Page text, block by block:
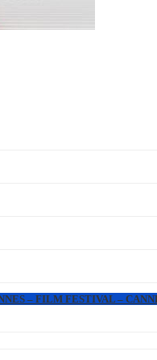
– FILM FESTIVAL –